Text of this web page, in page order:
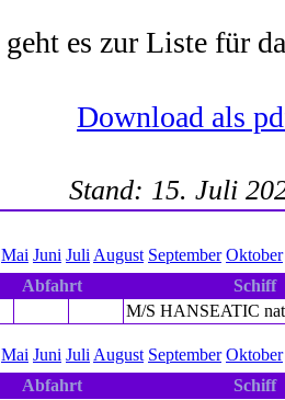
geht es zur Liste für
Download als
Stand: 15. Juli
Mai Juni Juli August September Oktober
Abfahrt
Schiff
M/S HANSEATIC
Mai Juni Juli August September Oktober
Abfahrt
Schiff